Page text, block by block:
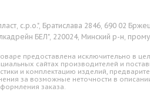
с.р.о.", Братислава 2846, 690 02
БЕЛ", 220024, Минский р-н,
предоставлена исключительно в
сайтах производителей и
и комплектацию изделий,
за возможные неточности в
заказа.